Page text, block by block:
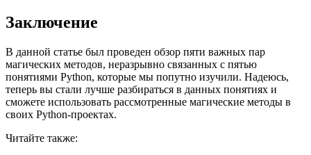
Заключение
В данной статье был проведен обзор пяти важных пар
магических методов, неразрывно связанных с пятью
понятиями Python, которые мы попутно изучили. Надеюсь,
теперь вы стали лучше разбираться в данных понятиях и
сможете использовать рассмотренные магические методы в
своих Python-проектах.
Читайте также: